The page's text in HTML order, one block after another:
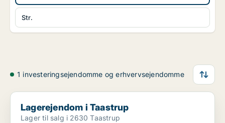
Str.
1 investeringsejendomme og erhvervsejendomme
Lagerejendom i Taastrup
Lagerejendom i Taastrup
Lager til salg i 2630 Taastrup